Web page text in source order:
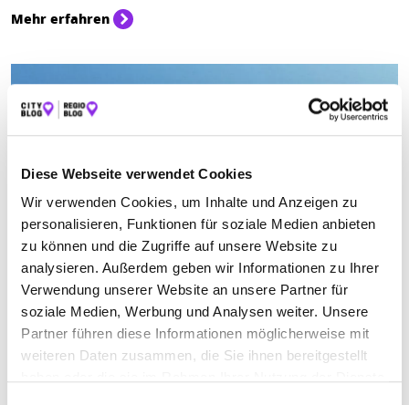
Diese Webseite verwendet Cookies
Wir verwenden Cookies, um Inhalte und Anzeigen zu
personalisieren, Funktionen für soziale Medien anbieten
zu können und die Zugriffe auf unsere Website zu
analysieren. Außerdem geben wir Informationen zu Ihrer
Verwendung unserer Website an unsere Partner für
soziale Medien, Werbung und Analysen weiter. Unsere
Partner führen diese Informationen möglicherweise mit
weiteren Daten zusammen, die Sie ihnen bereitgestellt
Mehr erfahren
Recht & Geld, Ämter & Behörden
NEUERUNGEN IM FEBRUAR 2025
Der Februar 2025 bringt einige spannende und wichtige
Neuerungen mit sich, die sowohl Privatpersonen als auch